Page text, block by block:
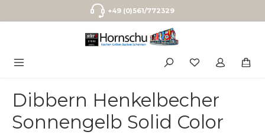
Zum Hauptinhalt springen+49 (0)561/772329
Dibbern Henkelbecher
Sonnengelb Solid Color